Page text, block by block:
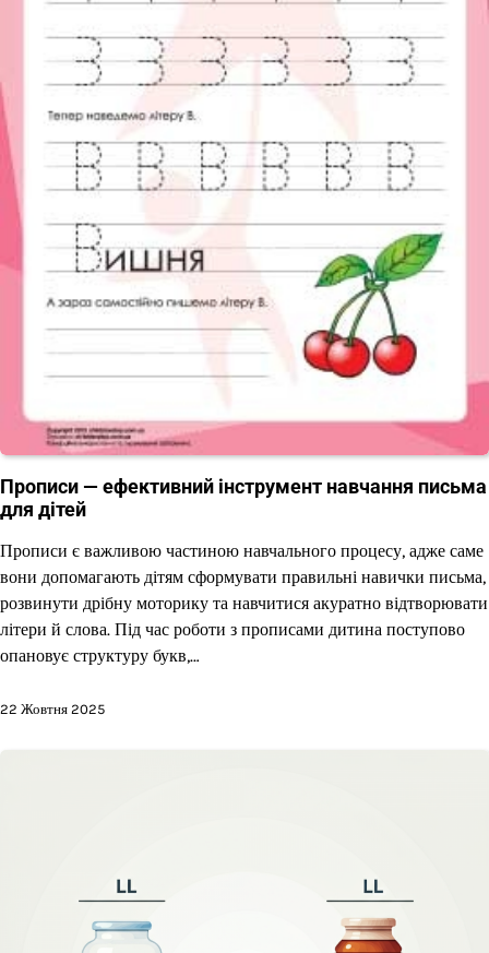
Прописи — ефективний інструмент навчання письма
для дітей
Прописи є важливою частиною навчального процесу, адже саме
вони допомагають дітям сформувати правильні навички письма,
розвинути дрібну моторику та навчитися акуратно відтворювати
літери й слова. Під час роботи з прописами дитина поступово
опановує структуру букв,…
22 Жовтня 2025